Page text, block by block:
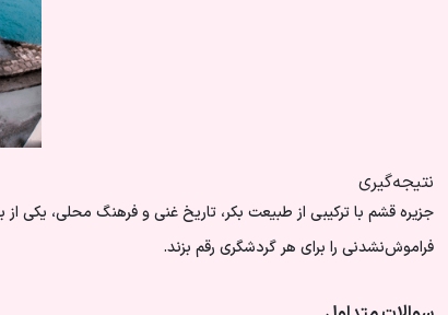
نتیجه‌گیری
جزیره قشم با ترکیبی از طبیعت بکر، تاریخ غنی و فرهنگ محلی، یکی
فراموش‌نشدنی را برای هر گردشگری رقم بزند.